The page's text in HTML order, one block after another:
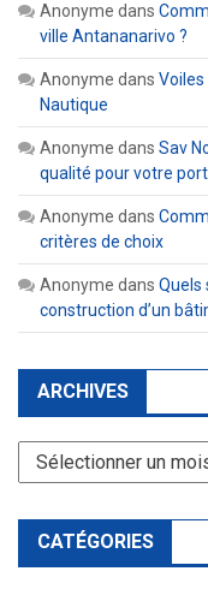
Anonyme dans
ville Antananarivo ?
Anonyme dans Voiles
Nautique
Anonyme dans Sav
qualité pour votre
Anonyme dans
critères de choix
Anonyme dans Quels
construction d’un
ARCHIVES
Archives
CATÉGORIES